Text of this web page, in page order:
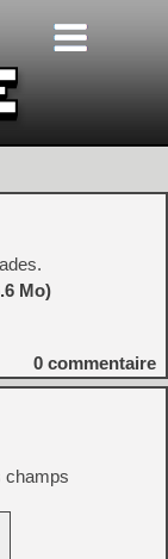
Mo)
0 commentaire
champs